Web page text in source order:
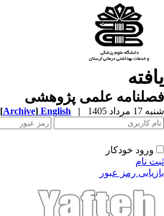
یافته
فصلنامه علمی پژوهشی
شنبه 17 مرداد 1405 |
English
[Archive]
ورود خودکار
ثبت نام
بازیابی رمز عبور